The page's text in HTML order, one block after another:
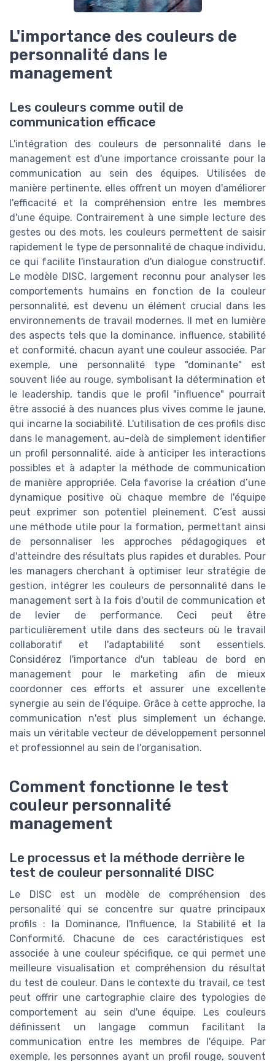
L'importance des couleurs de
personnalité dans le
management
Les couleurs comme outil de
communication efficace
L'intégration des couleurs de personnalité dans le
management est d'une importance croissante pour la
communication au sein des équipes. Utilisées de
manière pertinente, elles offrent un moyen d'améliorer
l'efficacité et la compréhension entre les membres
d'une équipe. Contrairement à une simple lecture des
gestes ou des mots, les couleurs permettent de saisir
rapidement le type de personnalité de chaque individu,
ce qui facilite l'instauration d'un dialogue constructif.
Le modèle DISC, largement reconnu pour analyser les
comportements humains en fonction de la couleur
personnalité, est devenu un élément crucial dans les
environnements de travail modernes. Il met en lumière
des aspects tels que la dominance, influence, stabilité
et conformité, chacun ayant une couleur associée. Par
exemple, une personnalité type "dominante" est
souvent liée au rouge, symbolisant la détermination et
le leadership, tandis que le profil "influence" pourrait
être associé à des nuances plus vives comme le jaune,
qui incarne la sociabilité. L'utilisation de ces profils disc
dans le management, au-delà de simplement identifier
un profil personnalité, aide à anticiper les interactions
possibles et à adapter la méthode de communication
de manière appropriée. Cela favorise la création d’une
dynamique positive où chaque membre de l'équipe
peut exprimer son potentiel pleinement. C’est aussi
une méthode utile pour la formation, permettant ainsi
de personnaliser les approches pédagogiques et
d'atteindre des résultats plus rapides et durables. Pour
les managers cherchant à optimiser leur stratégie de
gestion, intégrer les couleurs de personnalité dans le
management sert à la fois d'outil de communication et
de levier de performance. Ceci peut être
particulièrement utile dans des secteurs où le travail
collaboratif et l'adaptabilité sont essentiels.
Considérez l'importance d'un tableau de bord en
management pour le marketing afin de mieux
coordonner ces efforts et assurer une excellente
synergie au sein de l'équipe. Grâce à cette approche, la
communication n'est plus simplement un échange,
mais un véritable vecteur de développement personnel
et professionnel au sein de l'organisation.
Comment fonctionne le test
couleur personnalité
management
Le processus et la méthode derrière le
test de couleur personnalité DISC
Le DISC est un modèle de compréhension des
personalité qui se concentre sur quatre principaux
profils : la Dominance, l'Influence, la Stabilité et la
Conformité. Chacune de ces caractéristiques est
associée à une couleur spécifique, ce qui permet une
meilleure visualisation et compréhension du résultat
du test de couleur. Dans le contexte du travail, ce test
peut offrir une cartographie claire des typologies de
comportement au sein d'une équipe. Les couleurs
définissent un langage commun facilitant la
communication entre les membres de l'équipe. Par
exemple, les personnes ayant un profil rouge, souvent